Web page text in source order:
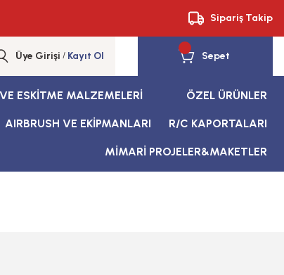
Sipariş Takip
Üye Girişi / Kayıt Ol Sepet
ESKİTME MALZEMELERİ ÖZEL ÜRÜNLER
AIRBRUSH VE EKİPMANLARI R/C KAPORTALARI
MİMARİ PROJELER&MAKETLER